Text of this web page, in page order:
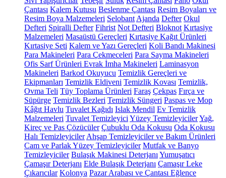
Çantası Kalem Kutusu Beslenme Çantası Resim Boyaları ve
Resim Boya Malzemeleri Selobant Ajanda Defter Okul
Defteri Spiralli Defter Fihrist Not Defteri Bloknot Kırtasiye
Malzemeleri Masaüstü Gereçleri Kırtasiye Kağıt Ürünleri
Kırtasiye Seti Kalem ve Yazı Gereçleri Koli Bandı Makinesi
Para Makineleri Para Çekmeceleri Para Sayma Makineleri
Ofis Sarf Ürünleri Evrak İmha Makineleri Laminasyon
Makineleri Barkod Okuyucu Temizlik Gereçleri ve
Ekipmanları Temizlik Eldiveni Temizlik Kovası Temizlik,
Ovma Teli Tüy Toplama Ürünleri Faraş Çekpas Fırça ve
Süpürge Temizlik Bezleri Temizlik Süngeri Paspas ve Mop
Kâğıt Havlu Tuvalet Kağıdı Islak Mendil Ev Temizlik
Malzemeleri Tuvalet Temizleyici Yüzey TemizleyicilerYağ,
Kireç ve Pas Çözücüler Çubuklu Oda Kokusu Oda Kokusu
Halı Temizleyiciler Ahşap Temizleyiciler ve Bakım Ürünleri
Cam ve Parlak Yüzey Temizleyiciler Mutfak ve Banyo
Temizleyiciler Bulaşık Makinesi Deterjanı Yumuşatıcı
Çamaşır Deterjanı Elde Bulaşık Deterjanı Çamaşır Leke
Çıkarıcılar Kolonya Pazar Arabası ve Çantası Eğlence